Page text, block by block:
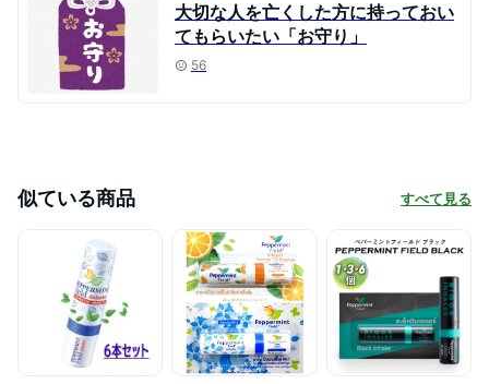
大切な人を亡くした方に持っておい
てもらいたい「お守り」
56
似ている商品 すべて見る